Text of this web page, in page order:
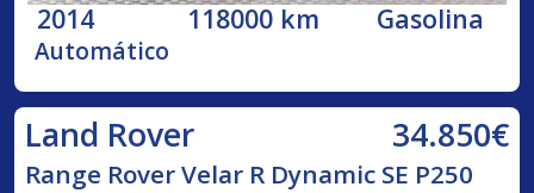
2014 118000 km Gasolina
Automático
Land Rover 34.850€
Range Rover Velar R Dynamic SE P250